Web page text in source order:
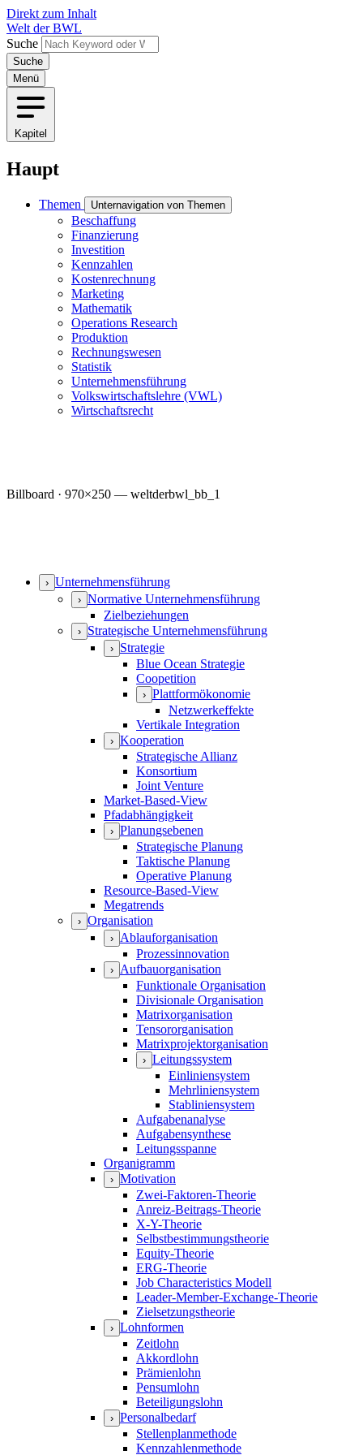
Direkt zum Inhalt
Welt der BWL
Suche
Menü
Kapitel
Haupt
Themen Unternavigation von Themen
Beschaffung
Finanzierung
Investition
Kennzahlen
Kostenrechnung
Marketing
Mathematik
Operations Research
Produktion
Rechnungswesen
Statistik
Unternehmensführung
Volkswirtschaftslehre (VWL)
Wirtschaftsrecht
Billboard · 970×250 — weltderbwl_bb_1
› Unternehmensführung
› Normative Unternehmensführung
Zielbeziehungen
› Strategische Unternehmensführung
› Strategie
Blue Ocean Strategie
Coopetition
› Plattformökonomie
Netzwerkeffekte
Vertikale Integration
› Kooperation
Strategische Allianz
Konsortium
Joint Venture
Market-Based-View
Pfadabhängigkeit
› Planungsebenen
Strategische Planung
Taktische Planung
Operative Planung
Resource-Based-View
Megatrends
› Organisation
› Ablauforganisation
Prozessinnovation
› Aufbauorganisation
Funktionale Organisation
Divisionale Organisation
Matrixorganisation
Tensororganisation
Matrixprojektorganisation
› Leitungssystem
Einliniensystem
Mehrliniensystem
Stabliniensystem
Aufgabenanalyse
Aufgabensynthese
Leitungsspanne
Organigramm
› Motivation
Zwei-Faktoren-Theorie
Anreiz-Beitrags-Theorie
X-Y-Theorie
Selbstbestimmungstheorie
Equity-Theorie
ERG-Theorie
Job Characteristics Modell
Leader-Member-Exchange-Theorie
Zielsetzungstheorie
› Lohnformen
Zeitlohn
Akkordlohn
Prämienlohn
Pensumlohn
Beteiligungslohn
› Personalbedarf
Stellenplanmethode
Kennzahlenmethode